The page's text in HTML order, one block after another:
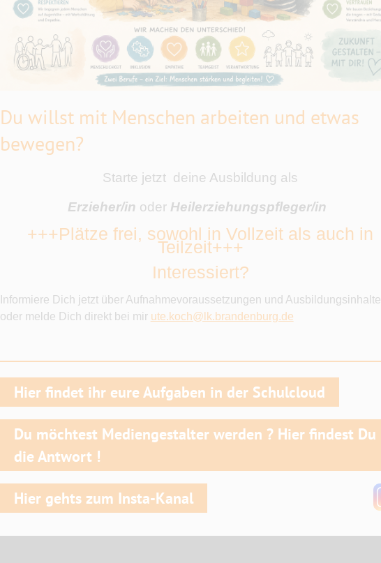
Du willst mit Menschen arbeiten und etwas
bewegen?
Starte jetzt deine Ausbildung als
Erzieher/in oder Heilerziehungspfleger/in
+++Plätze frei, sowohl in Vollzeit als auch in
Teilzeit+++
Interessiert?
Informiere Dich jetzt über Aufnahmevoraussetzungen und Ausbildungsinhalte
oder melde Dich direkt bei mir ute.koch@lk.brandenburg.de
Hier findet ihr eure Aufgaben in der Schulcloud
Du möchtest Mediengestalter werden ? Hier findest Du
die Antwort !
Hier gehts zum Insta-Kanal